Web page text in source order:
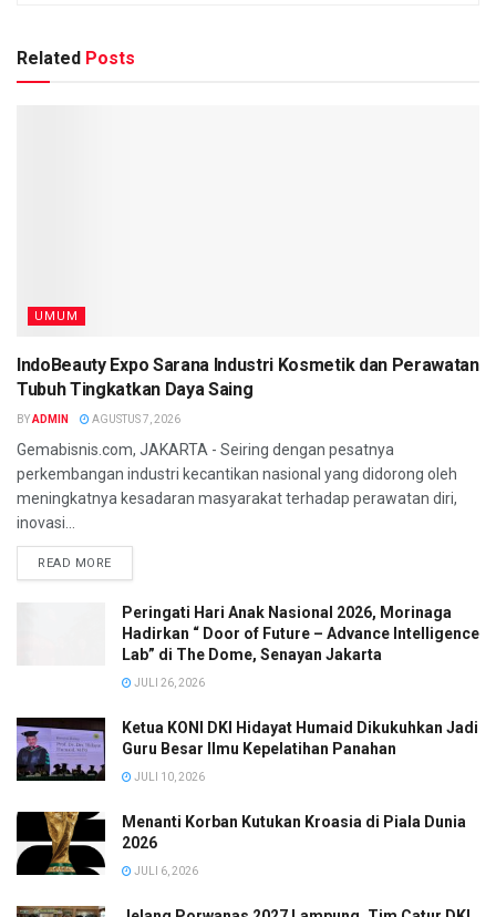
Related Posts
UMUM
IndoBeauty Expo Sarana Industri Kosmetik dan Perawatan
Tubuh Tingkatkan Daya Saing
BYADMIN AGUSTUS 7, 2026
Gemabisnis.com, JAKARTA - Seiring dengan pesatnya
perkembangan industri kecantikan nasional yang didorong oleh
meningkatnya kesadaran masyarakat terhadap perawatan diri,
inovasi...
READ MORE
Peringati Hari Anak Nasional 2026, Morinaga
Hadirkan “ Door of Future – Advance Intelligence
Lab” di The Dome, Senayan Jakarta
JULI 26, 2026
Ketua KONI DKI Hidayat Humaid Dikukuhkan Jadi
Guru Besar Ilmu Kepelatihan Panahan
JULI 10, 2026
Menanti Korban Kutukan Kroasia di Piala Dunia
2026
JULI 6, 2026